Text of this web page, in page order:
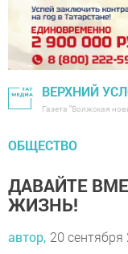
ВЕРХНИЙ
Газета "Волжская
ОБЩЕСТВО
ДАВАЙТЕ
ЖИЗНЬ!
автор, 20 сентября